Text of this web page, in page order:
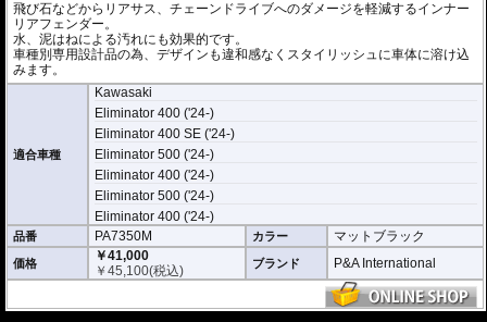
飛び石などからリアサス、チェーンドライブへのダメージを軽減するインナー
リアフェンダー。
水、泥はねによる汚れにも効果的です。
車種別専用設計品の為、デザインも違和感なくスタイリッシュに車体に溶け込
みます。
適合車種
Kawasaki
Eliminator 400 ('24-)
Eliminator 400 SE ('24-)
Eliminator 500 ('24-)
Eliminator 400 ('24-)
Eliminator 500 ('24-)
Eliminator 400 ('24-)
品番 PA7350M カラー マットブラック
価格
￥41,000
￥45,100(税込) ブランド P&A International